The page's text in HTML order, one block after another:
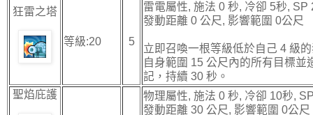
狂雷之塔
等級:20 5
雷電屬性, 施法 0 秒, 冷卻 5秒, SP
發動距離 0 公尺, 影響範圍 0公尺
立即召喚一根等級低於自己 4 級
自身範圍 15 公尺內的所有目標並
記，持續 30 秒。
聖焰庇護
物理屬性, 施法 0 秒, 冷卻 10秒,
發動距離 30 公尺, 影響範圍 0公尺